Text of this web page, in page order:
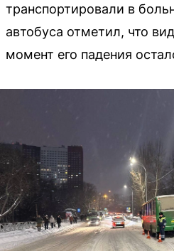
транспортировали в
автобуса отметил, что
момент его падения